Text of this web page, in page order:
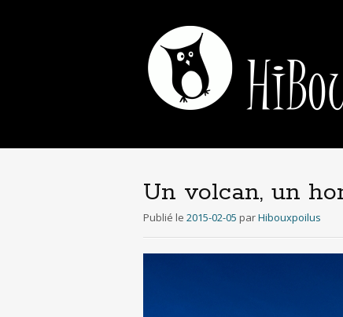
Un volcan, un
Publié le 2015-02-05 parHibouxpoilus